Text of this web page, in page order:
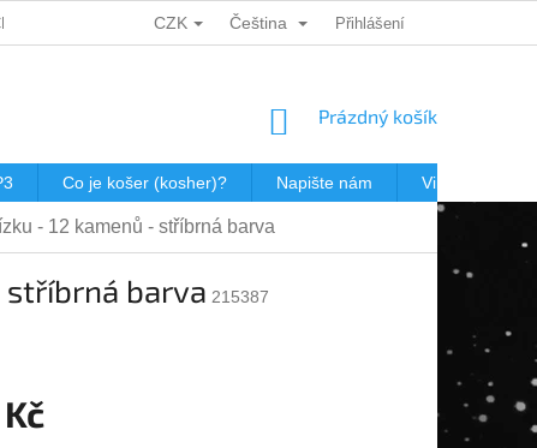
ÚDAJŮ DÁRKOVÉ KUPONY POŠTOVNÉ V JEWISHOP
CZK Čeština Přihlášení
NÁKUPNÍ
Prázdný košík
Co je košer (kosher)? Napište nám Virtualní
- 12 kamenů - stříbrná barva
stříbrná barva 215387